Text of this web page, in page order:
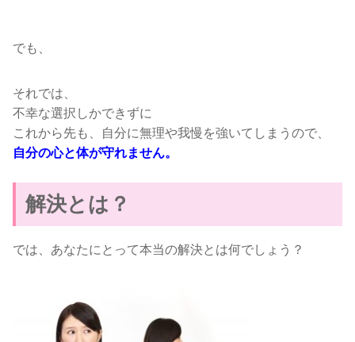
でも、
それでは、
不幸な選択しかできずに
これから先も、自分に無理や我慢を強いてしまうので、
自分の心と体が守れません。
解決とは？
では、あなたにとって本当の解決とは何でしょう？